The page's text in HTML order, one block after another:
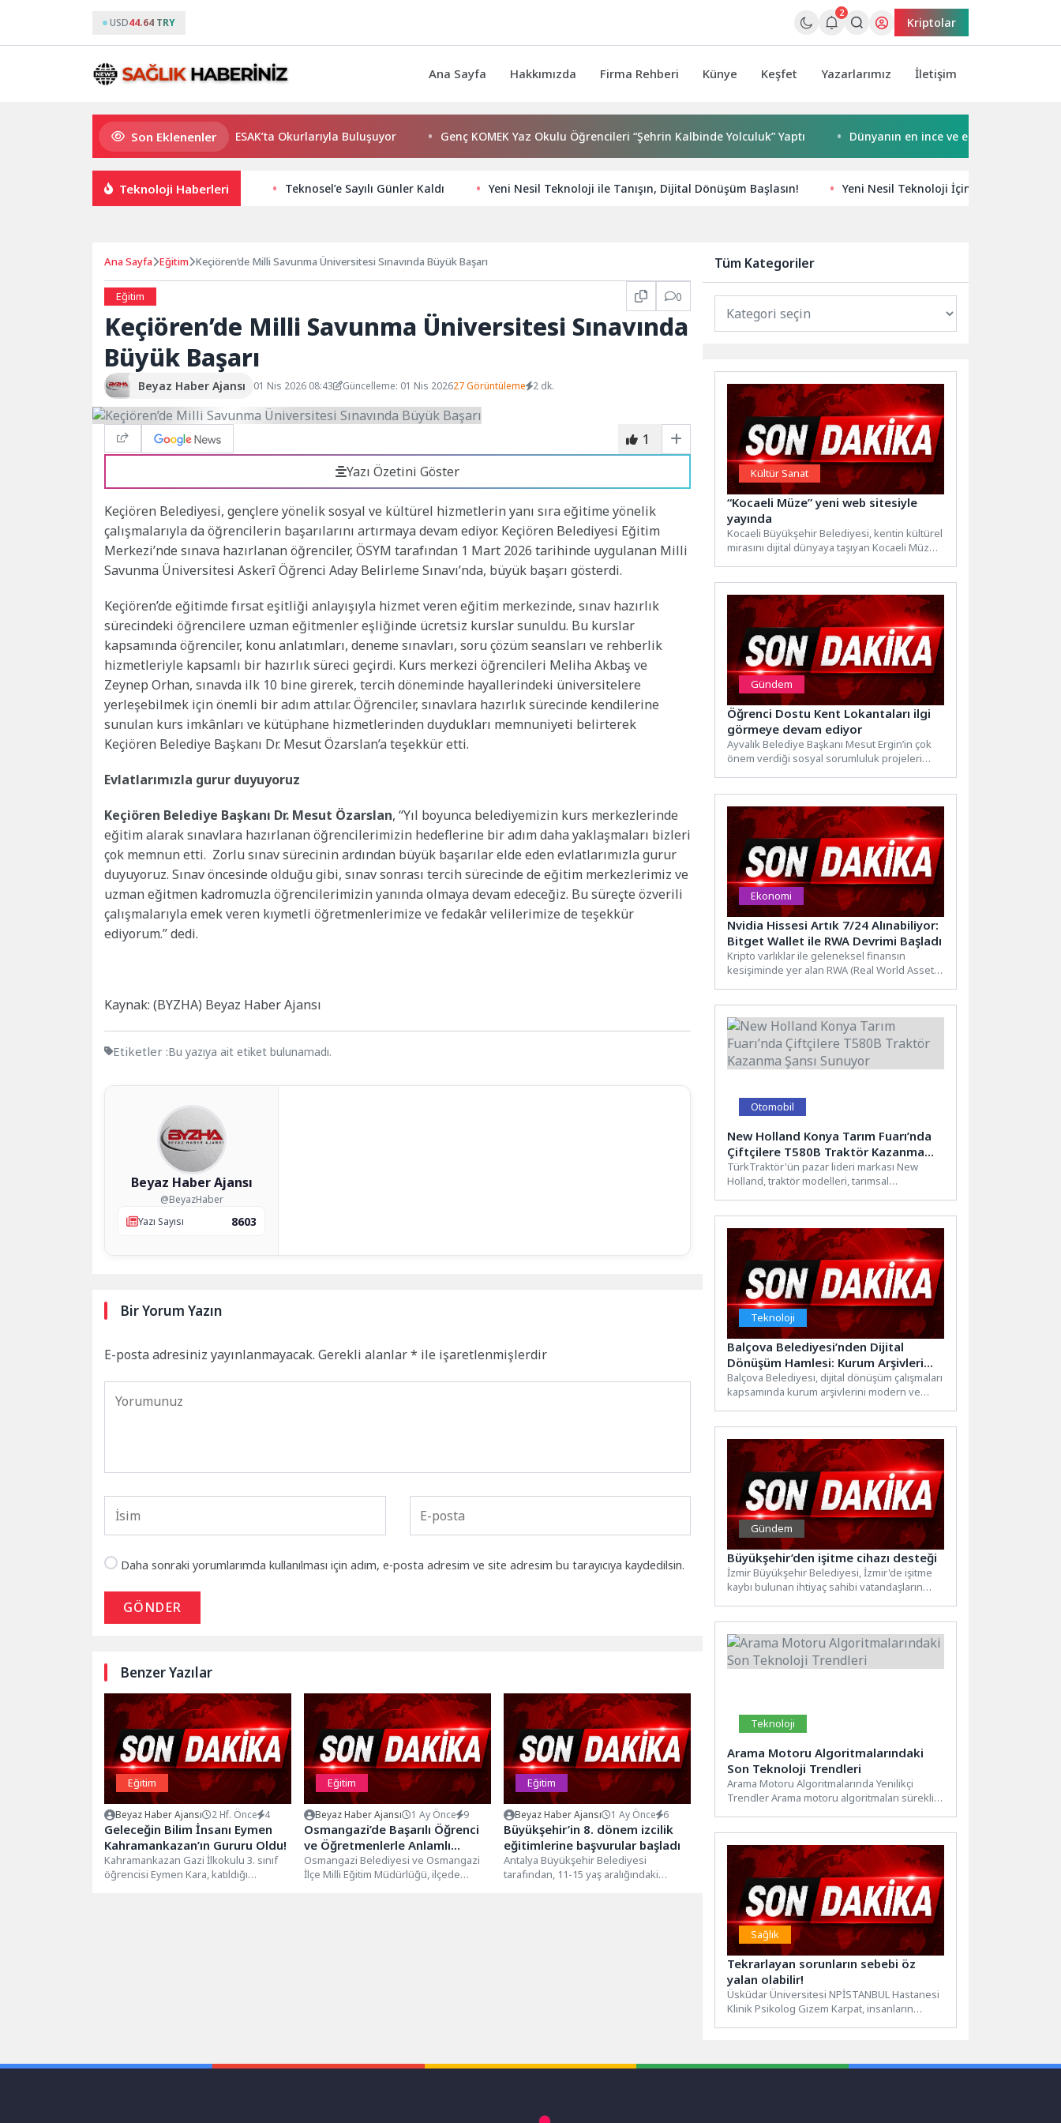
USD44.64 TRY
2
Kriptolar
Ana Sayfa Hakkımızda Firma Rehberi Künye Keşfet Yazarlarımız İletişim
Son Eklenenler
Usta Yazar Burhan Sönmez TESAK’ta Okurlarıyla Buluşuyor Genç KOMEK Yaz Okulu Öğrencileri “Şehrin Kalbinde Yolculuk” Yaptı Dünyanın en ince ve en güçlü katlanabilir
Teknoloji Haberleri Teknosel’e Sayılı Günler Kaldı Yeni Nesil Teknoloji ile Tanışın, Dijital Dönüşüm Başlasın! Yeni Nesil Teknoloji İçin Etkili Arama
Ana Sayfa Eğitim Keçiören’de Milli Savunma Üniversitesi Sınavında Büyük Başarı
Eğitim 0
Keçiören’de Milli Savunma Üniversitesi Sınavında
Büyük Başarı
Beyaz Haber Ajansı 01 Nis 2026 08:43 Güncelleme: 01 Nis 202627 Görüntüleme 2 dk.
1
Yazı Özetini Göster
Keçiören Belediyesi, gençlere yönelik sosyal ve kültürel hizmetlerin yanı sıra eğitime yönelik
çalışmalarıyla da öğrencilerin başarılarını artırmaya devam ediyor. Keçiören Belediyesi Eğitim
Merkezi’nde sınava hazırlanan öğrenciler, ÖSYM tarafından 1 Mart 2026 tarihinde uygulanan Milli
Savunma Üniversitesi Askerî Öğrenci Aday Belirleme Sınavı’nda, büyük başarı gösterdi.
Keçiören’de eğitimde fırsat eşitliği anlayışıyla hizmet veren eğitim merkezinde, sınav hazırlık
sürecindeki öğrencilere uzman eğitmenler eşliğinde ücretsiz kurslar sunuldu. Bu kurslar
kapsamında öğrenciler, konu anlatımları, deneme sınavları, soru çözüm seansları ve rehberlik
hizmetleriyle kapsamlı bir hazırlık süreci geçirdi. Kurs merkezi öğrencileri Meliha Akbaş ve
Zeynep Orhan, sınavda ilk 10 bine girerek, tercih döneminde hayallerindeki üniversitelere
yerleşebilmek için önemli bir adım attılar. Öğrenciler, sınavlara hazırlık sürecinde kendilerine
sunulan kurs imkânları ve kütüphane hizmetlerinden duydukları memnuniyeti belirterek
Keçiören Belediye Başkanı Dr. Mesut Özarslan’a teşekkür etti.
Evlatlarımızla gurur duyuyoruz
Keçiören Belediye Başkanı Dr. Mesut Özarslan, “Yıl boyunca belediyemizin kurs merkezlerinde
eğitim alarak sınavlara hazırlanan öğrencilerimizin hedeflerine bir adım daha yaklaşmaları bizleri
çok memnun etti. Zorlu sınav sürecinin ardından büyük başarılar elde eden evlatlarımızla gurur
duyuyoruz. Sınav öncesinde olduğu gibi, sınav sonrası tercih sürecinde de eğitim merkezlerimiz ve
uzman eğitmen kadromuzla öğrencilerimizin yanında olmaya devam edeceğiz. Bu süreçte özverili
çalışmalarıyla emek veren kıymetli öğretmenlerimize ve fedakâr velilerimize de teşekkür
ediyorum.” dedi.
Kaynak: (BYZHA) Beyaz Haber Ajansı
Etiketler :Bu yazıya ait etiket bulunamadı.
Beyaz Haber Ajansı
@BeyazHaber
Yazı Sayısı
8603
Bir Yorum Yazın
E-posta adresiniz yayınlanmayacak. Gerekli alanlar* ile işaretlenmişlerdir
Daha sonraki yorumlarımda kullanılması için adım, e-posta adresim ve site adresim bu tarayıcıya kaydedilsin.
GÖNDER
Benzer Yazılar
Eğitim
Beyaz Haber Ajansı 2 Hf. Önce 4
Geleceğin Bilim İnsanı Eymen
Kahramankazan’ın Gururu Oldu!
Kahramankazan Gazi İlkokulu 3. sınıf
öğrencisi Eymen Kara, katıldığı
Eğitim
Beyaz Haber Ajansı 1 Ay Önce 9
Osmangazi’de Başarılı Öğrenci
ve Öğretmenlerle Anlamlı
Buluşma
Osmangazi Belediyesi ve Osmangazi
İlçe Milli Eğitim Müdürlüğü, ilçede
Eğitim
Beyaz Haber Ajansı 1 Ay Önce 6
Büyükşehir’in 8. dönem izcilik
eğitimlerine başvurular başladı
Antalya Büyükşehir Belediyesi
tarafından, 11-15 yaş aralığındaki
Tüm Kategoriler
Kültür Sanat
“Kocaeli Müze” yeni web sitesiyle
yayında
Kocaeli Büyükşehir Belediyesi, kentin kültürel
mirasını dijital dünyaya taşıyan Kocaeli Müze
Gündem
Öğrenci Dostu Kent Lokantaları ilgi
görmeye devam ediyor
Ayvalık Belediye Başkanı Mesut Ergin’in çok
önem verdiği sosyal sorumluluk projeleri
Ekonomi
Nvidia Hissesi Artık 7/24 Alınabiliyor:
Bitget Wallet ile RWA Devrimi Başladı
Kripto varlıklar ile geleneksel finansın
kesişiminde yer alan RWA (Real World Assets
Otomobil
New Holland Konya Tarım Fuarı’nda
Çiftçilere T580B Traktör Kazanma
Şansı Sunuyor
TürkTraktör'ün pazar lideri markası New
Holland, traktör modelleri, tarımsal
Teknoloji
Balçova Belediyesi’nden Dijital
Dönüşüm Hamlesi: Kurum Arşivleri
Tek Çatıda Toplanıyor
Balçova Belediyesi, dijital dönüşüm çalışmaları
kapsamında kurum arşivlerini modern ve
Gündem
Büyükşehir’den işitme cihazı desteği
İzmir Büyükşehir Belediyesi, İzmir'de işitme
kaybı bulunan ihtiyaç sahibi vatandaşların
Teknoloji
Arama Motoru Algoritmalarındaki
Son Teknoloji Trendleri
Arama Motoru Algoritmalarında Yenilikçi
Trendler Arama motoru algoritmaları sürekli
Sağlık
Tekrarlayan sorunların sebebi öz
yalan olabilir!
Üsküdar Üniversitesi NPİSTANBUL Hastanesi
Klinik Psikolog Gizem Karpat, insanların